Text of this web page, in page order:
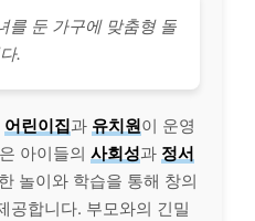
를 둔 가구에 맞춤형 돌
.
어린이집과 유치원이 운영
아이들의 사회성과 정서
놀이와 학습을 통해 창의
공합니다. 부모와의 긴밀